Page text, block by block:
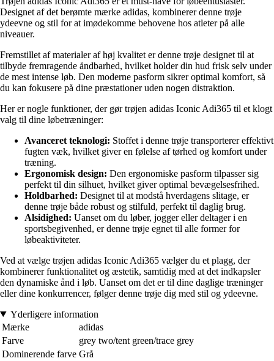
Designet af det berømte mærke adidas, kombinerer denne trøje
ydeevne og stil for at imødekomme behovene hos atleter på alle
niveauer.
Fremstillet af materialer af høj kvalitet er denne trøje designet til at
tilbyde fremragende åndbarhed, hvilket holder din hud frisk selv under
de mest intense løb. Den moderne pasform sikrer optimal komfort, så
du kan fokusere på dine præstationer uden nogen distraktion.
Her er nogle funktioner, der gør trøjen adidas Iconic Adi365 til et klogt
valg til dine løbetræninger:
Avanceret teknologi: Stoffet i denne trøje transporterer effektivt
fugten væk, hvilket giver en følelse af tørhed og komfort under
træning.
Ergonomisk design: Den ergonomiske pasform tilpasser sig
perfekt til din silhuet, hvilket giver optimal bevægelsesfrihed.
Holdbarhed: Designet til at modstå hverdagens slitage, er
denne trøje både robust og stilfuld, perfekt til daglig brug.
Alsidighed: Uanset om du løber, jogger eller deltager i en
sportsbegivenhed, er denne trøje egnet til alle former for
løbeaktiviteter.
Ved at vælge trøjen adidas Iconic Adi365 vælger du et plagg, der
kombinerer funktionalitet og æstetik, samtidig med at det indkapsler
den dynamiske ånd i løb. Uanset om det er til dine daglige træninger
eller dine konkurrencer, følger denne trøje dig med stil og ydeevne.
Yderligere information
Mærke
adidas
Farve
grey two/tent green/trace grey
Dominerende farve Grå